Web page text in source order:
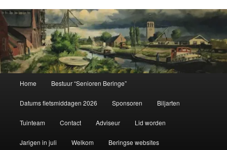
Home Bestuur “Senioren Beringe”
Datums fietsmiddagen 2026 Sponsoren Biljarten
Tuinteam Contact Adviseur Lid worden
Jarigen in juli Welkom Beringse websites